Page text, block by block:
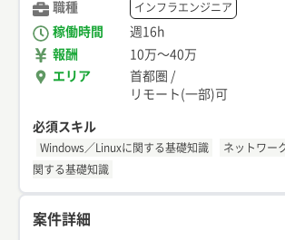
職種 インフラエンジニア
稼働時間
週16h
報酬
10万〜40万
エリア
首都圏 /
リモート(一部)可
必須スキル
Windows／Linuxに関する基礎知識
ネットワー
関する基礎知識
案件詳細